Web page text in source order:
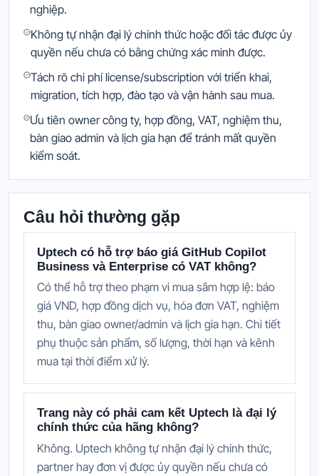
nghiệp.
Không tự nhận đại lý chính thức hoặc đối tác được ủy
quyền nếu chưa có bằng chứng xác minh được.
Tách rõ chi phí license/subscription với triển khai,
migration, tích hợp, đào tạo và vận hành sau mua.
Ưu tiên owner công ty, hợp đồng, VAT, nghiệm thu,
bàn giao admin và lịch gia hạn để tránh mất quyền
kiểm soát.
Câu hỏi thường gặp
Uptech có hỗ trợ báo giá GitHub Copilot
Business và Enterprise có VAT không?
Có thể hỗ trợ theo phạm vi mua sắm hợp lệ: báo
giá VND, hợp đồng dịch vụ, hóa đơn VAT, nghiệm
thu, bàn giao owner/admin và lịch gia hạn. Chi tiết
phụ thuộc sản phẩm, số lượng, thời hạn và kênh
mua tại thời điểm xử lý.
Trang này có phải cam kết Uptech là đại lý
chính thức của hãng không?
Không. Uptech không tự nhận đại lý chính thức,
partner hay đơn vị được ủy quyền nếu chưa có